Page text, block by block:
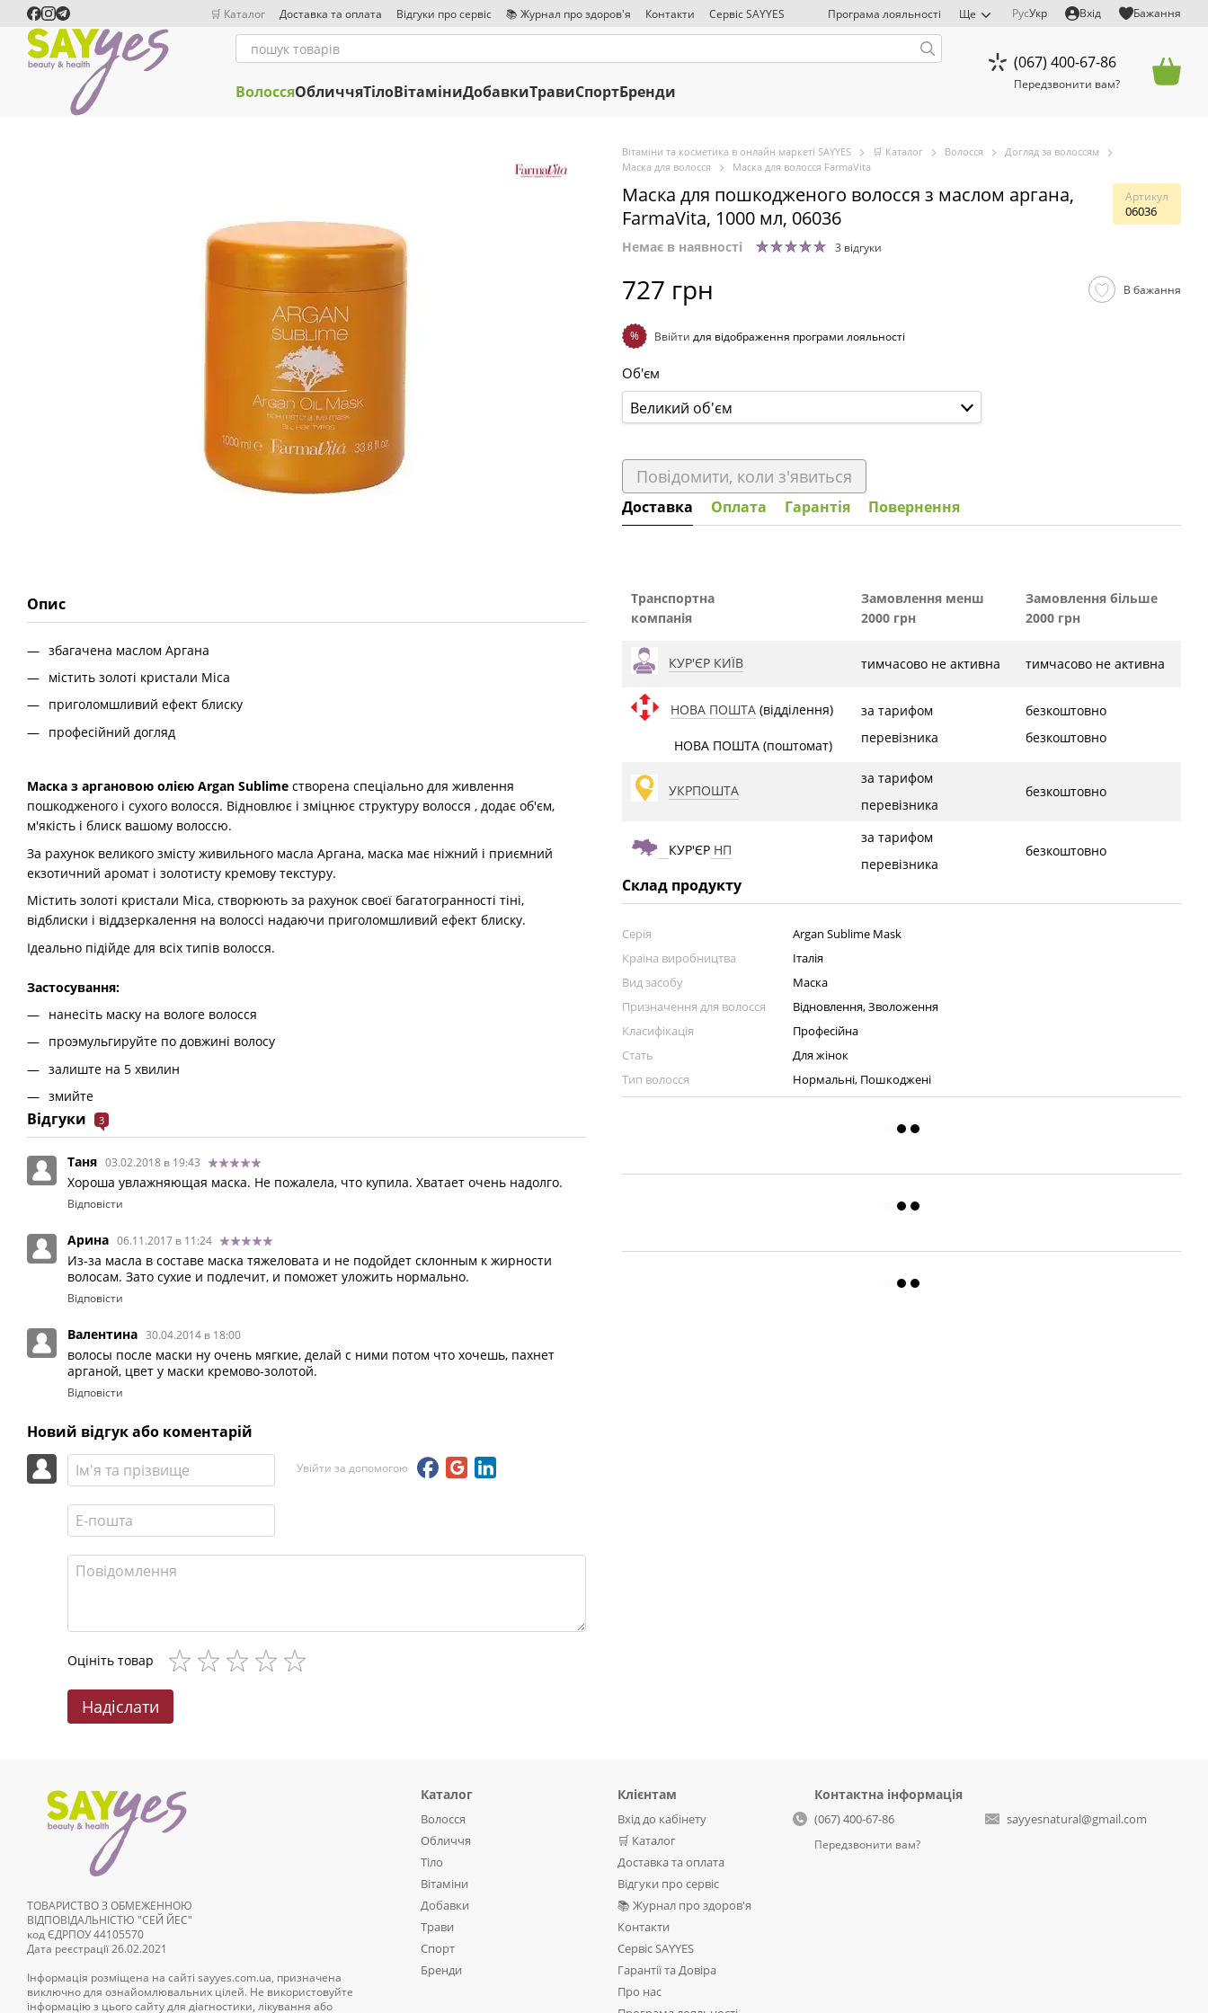
Перейти до основного контенту🛒 Каталог Доставка та оплата Відгуки про сервіс 📚 Журнал про здоров'я Контакти Сервіс SAYYES Програма лояльності Ще РусУкр Вхід Бажання
ВолоссяОбличчяТілоВітаміниДобавкиТравиСпортБренди
(067) 400-67-86
Передзвонити вам?
Опис
збагачена маслом Аргана
містить золоті кристали Mica
приголомшливий ефект блиску
професійний догляд
Маска з аргановою олією Argan Sublime створена спеціально для живлення
пошкодженого і сухого волосся. Відновлює і зміцнює структуру волосся , додає об'єм,
м'якість і блиск вашому волоссю.
За рахунок великого змісту живильного масла Аргана, маска має ніжний і приємний
екзотичний аромат і золотисту кремову текстуру.
Містить золоті кристали Mica, створюють за рахунок своєї багатогранності тіні,
відблиски і віддзеркалення на волоссі надаючи приголомшливий ефект блиску.
Ідеально підійде для всіх типів волосся.
Застосування:
нанесіть маску на вологе волосся
проэмульгируйте по довжині волосу
залиште на 5 хвилин
змийте
Відгуки 3
Таня 03.02.2018 в 19:43
Хороша увлажняющая маска. Не пожалела, что купила. Хватает очень надолго.
Відповісти
Арина 06.11.2017 в 11:24
Из-за масла в составе маска тяжеловата и не подойдет склонным к жирности
волосам. Зато сухие и подлечит, и поможет уложить нормально.
Відповісти
Валентина 30.04.2014 в 18:00
волосы после маски ну очень мягкие, делай с ними потом что хочешь, пахнет
арганой, цвет у маски кремово-золотой.
Відповісти
Новий відгук або коментарій
Увійти за допомогою
Оцініть товар
Надіслати
Вітаміни та косметика в онлайн маркеті SAYYES 🛒 Каталог Волосся
Догляд за волоссям
Маска для волосся
Маска для волосся FarmaVita
Маска для пошкодженого волосся з маслом аргана,
FarmaVita, 1000 мл, 06036
Артикул
06036
Немає в наявності 3 відгуки
727 грн В бажання
% Ввійти для відображення програми лояльності
Об'єм
Великий об'єм
Повідомити, коли з'явиться
Доставка Оплата Гарантія Повернення
Транспортна
компанія
Замовлення менш
2000 грн
Замовлення більше
2000 грн
КУР'ЄР КИЇВ тимчасово не активна тимчасово не активна
НОВА ПОШТА (відділення)
НОВА ПОШТА (поштомат)
за тарифом
перевізника
безкоштовно
безкоштовно
УКРПОШТА
за тарифом
перевізника
безкоштовно
КУР'ЄР НП
за тарифом
перевізника
безкоштовно
Склад продукту
Серія
Argan Sublime Mask
Країна виробництва
Італія
Вид засобу
Маска
Призначення для волосся
Відновлення, Зволоження
Класифікація
Професійна
Стать
Для жінок
Тип волосся
Нормальні, Пошкоджені
ТОВАРИСТВО З ОБМЕЖЕННОЮ
ВІДПОВІДАЛЬНІСТЮ "СЕЙ ЙЕС"
код ЄДРПОУ 44105570
Дата реєстрації 26.02.2021
Інформація розміщена на сайті sayyes.com.ua, призначена
виключно для ознайомлювальних цілей. Не використовуйте
інформацію з цього сайту для діагностики, лікування або
Каталог
Волосся
Обличчя
Тіло
Вітаміни
Добавки
Трави
Спорт
Бренди
Клієнтам
Вхід до кабінету
🛒 Каталог
Доставка та оплата
Відгуки про сервіс
📚 Журнал про здоров'я
Контакти
Сервіс SAYYES
Гарантії та Довіра
Про нас
Контактна інформація
(067) 400-67-86
Передзвонити вам?
sayyesnatural@gmail.com